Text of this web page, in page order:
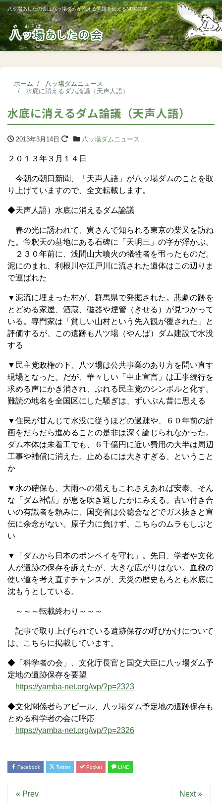
八ッ場あしたの会は八ッ場ダムが抱える問題を伝えるNGOです
ホーム
八ッ場ダムニュース
水底に消えるダム論議（天声人語）
水底に消えるダム論議（天声人語）
2013年3月14日 八ッ場ダムニュース
２０１３年３月１４日
今朝の朝日新聞、「天声人語」が八ッ場ダムのことを取
り上げていますので、全文転載します。
◆天声人語）水底に消えるダム論議
春の光に誘われて、寅さんで知られる東京の柴又を訪ね
た。帝釈天の墓地にある石碑に「天明三」の字が浮かぶ。
２３０年前に、浅間山大噴火の犠牲者を弔ったものだ。
泥にのまれ、利根川や江戸川に流された遺体はこの辺りま
で運ばれた
▼泥流に埋まった村が、群馬県で発掘された。悲劇の跡を
とどめる家屋、酒蔵、磁器や煙管（きせる）が見つかって
いる。専門家は「貧しい山村という先入観が覆された」と
評価するが、この遺跡も八ツ場（やんば）ダム建設で水没
する
▼民主党政権の下、八ツ場は公共事業のあり方を問い直す
現場となった。だが、華々しい「中止宣言」は工事続行を
求める声にかき消され、ぶれる民主党のシンボルと化す。
難読の地名を全国区にした騒ぎは、ずいぶん昔に思える
▼住民が甘んじて水没に従うほどの過疎や、６０年前の計
画をだらだら進めることの是非は深く論じられなかった。
ダム本体は未着工でも、６千億円に近い費用の大半は周辺
工事や補償に消えた。止めるには大きすぎる、ということ
か
▼水の確保も、大雨への備えもこれさえあれば安泰。そん
な「ダム神話」が息を吹き返したかにみえる。古い付き合
いの有識者を頼みに、国交省は公聴会などでガス抜きと宣
伝に余念がない。原子力に負けず、こちらのムラもしぶと
い
▼「ダムから日本のポンペイを守れ」。先日、学者や文化
人が遺跡の保存を訴えたが、大きな広がりはない。血税の
使い道を考え直すチャンスが、天災の歴史もろとも水底に
沈もうとしている。
～～～転載終わり～～～
記事で取り上げられている遺跡保存の呼びかけについて
は、こちらに掲載しています。
◆「科学者の会」、文化庁長官と国交大臣に八ッ場ダム予
定地の遺跡保存を要望
https://yamba-net.org/wp/?p=2323
◆文化関係者らアピール、八ッ場ダム予定地の遺跡保存も
とめる科学者の会に呼応
https://yamba-net.org/wp/?p=2326
Facebook Twitter Pocket LINE
« Prev Next »